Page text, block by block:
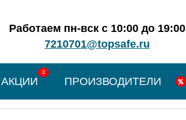
Работаем пн-вск с 10:00 до 19:00
7210701@topsafe.ru
3
АКЦИИ ПРОИЗВОДИТЕЛИ